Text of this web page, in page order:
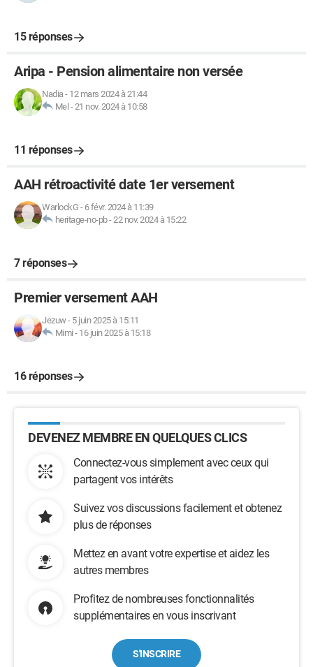
15 réponses
Aripa - Pension alimentaire non versée
Nadia- 12 mars 2024 à 21:44
Mel -21 nov. 2024 à 10:58
11 réponses
AAH rétroactivité date 1er versement
WarlockG - 6 févr. 2024 à 11:39
heritage-no-pb-22 nov. 2024 à 15:22
7 réponses
Premier versement AAH
Jezuw- 5 juin 2025 à 15:11
Mimi - 16 juin 2025 à 15:18
16 réponses
DEVENEZ MEMBRE EN QUELQUES CLICS
Connectez-vous simplement avec ceux qui
partagent vos intérêts
Suivez vos discussions facilement et obtenez
plus de réponses
Mettez en avant votre expertise et aidez les
autres membres
Profitez de nombreuses fonctionnalités
supplémentaires en vous inscrivant
S'INSCRIRE